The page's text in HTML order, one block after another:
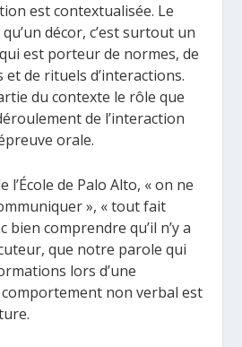
est contextualisée. Le
décor, c’est surtout un
est porteur de normes, de
et de rituels d’interactions.
du contexte le rôle que
de l’interaction
orale.
l’École de Palo Alto, « on ne
», « tout fait
bien comprendre qu’il n’y a
que notre parole qui
lors d’une
non verbal est